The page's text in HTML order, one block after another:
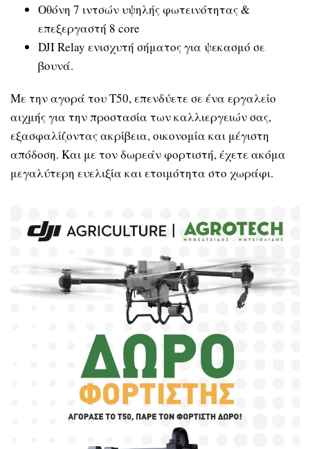
Οθόνη 7 ιντσών υψηλής φωτεινότητας &
επεξεργαστή 8 core
DJI Relay ενισχυτή σήματος για ψεκασμό σε
βουνά.
Με την αγορά του T50, επενδύετε σε ένα εργαλείο
αιχμής για την προστασία των καλλιεργειών σας,
εξασφαλίζοντας ακρίβεια, οικονομία και μέγιστη
απόδοση. Και με τον δωρεάν φορτιστή, έχετε ακόμα
μεγαλύτερη ευελιξία και ετοιμότητα στο χωράφι.